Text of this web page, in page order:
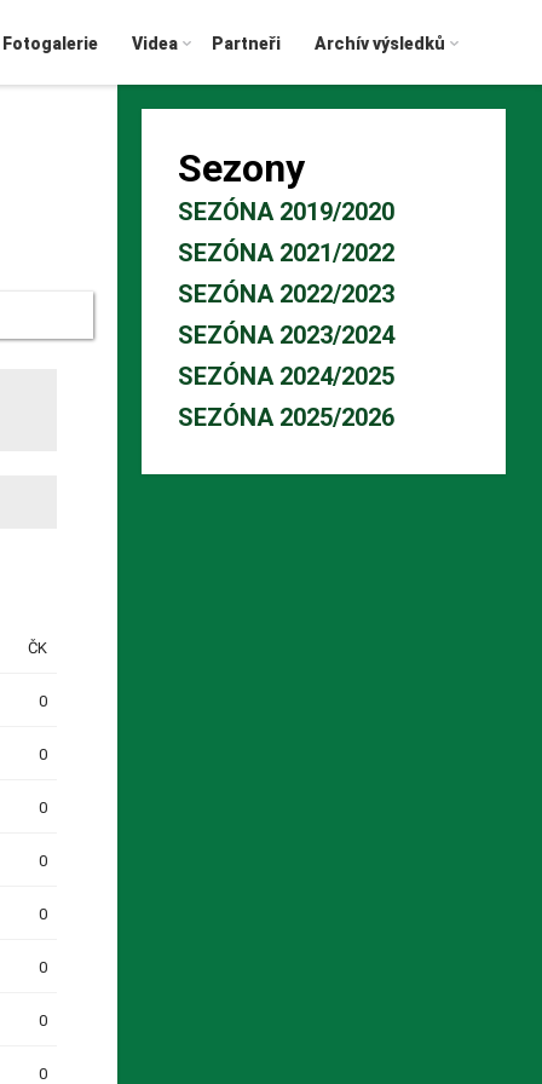
Fotogalerie Videa Partneři Archív výsledků
ČK
0
0
0
0
0
0
0
0
Sezony
SEZÓNA 2019/2020
SEZÓNA 2021/2022
SEZÓNA 2022/2023
SEZÓNA 2023/2024
SEZÓNA 2024/2025
SEZÓNA 2025/2026